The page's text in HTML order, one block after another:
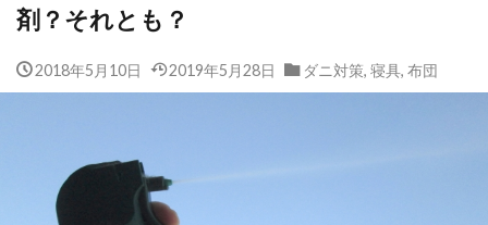
剤？それとも？
2018年5月10日 2019年5月28日 ダニ対策, 寝具, 布団